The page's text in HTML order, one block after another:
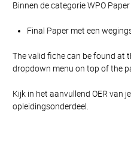
Binnen de categorie WPO
Final Paper met een
The valid fiche can be found at
dropdown menu on top of the
Kijk in het aanvullend OER van
opleidingsonderdeel.